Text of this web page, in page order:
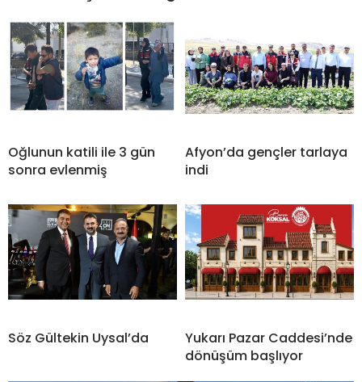
Oğlunun katili ile 3 gün
sonra evlenmiş
Afyon’da gençler tarlaya
indi
Söz Gültekin Uysal’da
Yukarı Pazar Caddesi’nde
dönüşüm başlıyor